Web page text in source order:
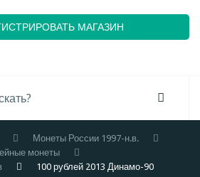
МАГАЗИН
Монеты России 1997-н.в.
монеты
100 рублей 2013 Динамо-90